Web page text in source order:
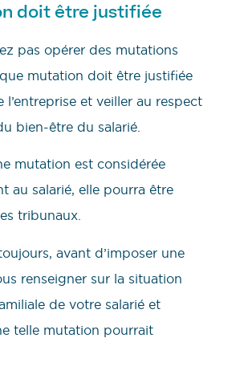
doit être justifiée
pas opérer des mutations
mutation doit être justifiée
l’entreprise et veiller au respect
bien-être du salarié.
mutation est considérée
au salarié, elle pourra être
tribunaux.
avant d’imposer une
renseigner sur la situation
de votre salarié et
telle mutation pourrait